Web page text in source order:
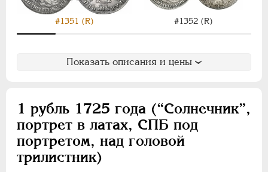
#1351 (R) #1352 (R)
Показать описания и цены
1 рубль 1725 года (“Солнечник”,
портрет в латах, СПБ под
портретом, над головой
трилистник)